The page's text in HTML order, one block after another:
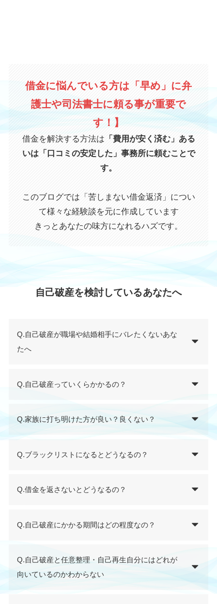
借金に悩んでいる方は「早め」に弁
護士や司法書士に頼る事が重要で
す！】
借金を解決する方法は 「費用が安く済む」ある
いは「口コミの安定した」事務所に頼むことで
す。
このブログでは「苦しまない借金返済」につい
て様々な経験談を元に作成しています
きっとあなたの味方になれるハズです。
自己破産を検討しているあなたへ
Q.自己破産が職場や結婚相手にバレたくないあな
たへ
Q.自己破産っていくらかかるの？
Q.家族に打ち明けた方が良い？良くない？
Q.ブラックリストになるとどうなるの？
Q.借金を返さないとどうなるの？
Q.自己破産にかかる期間はどの程度なの？
Q.自己破産と任意整理・自己再生自分にはどれが
向いているのかわからない